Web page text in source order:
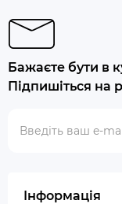
Бажаєте бути в
Підпишіться на
Інформація